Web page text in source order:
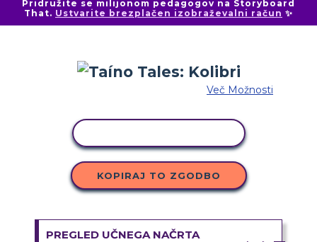
Pridružite se milijonom pedagogov na Storyboard
That. Ustvarite brezplačen izobraževalni račun ✨
Več Možnosti
KOPIRAJ TO ZGODBO
PREGLED UČNEGA NAČRTA